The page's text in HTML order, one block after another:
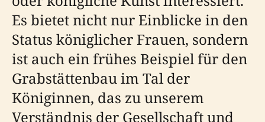
Es bietet nicht nur Einblicke in den
Status königlicher Frauen, sondern
ist auch ein frühes Beispiel für den
Grabstättenbau im Tal der
Königinnen, das zu unserem
Verständnis der Gesellschaft und